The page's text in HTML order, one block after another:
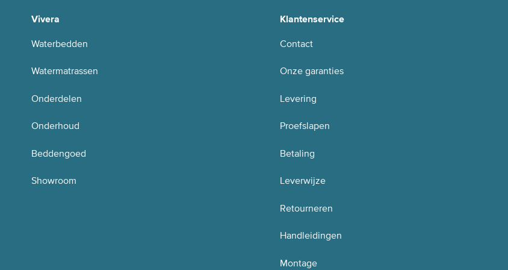
Vivera
Waterbedden
Watermatrassen
Onderdelen
Onderhoud
Beddengoed
Showroom
Klantenservice
Contact
Onze garanties
Levering
Proefslapen
Betaling
Leverwijze
Retourneren
Handleidingen
Montage